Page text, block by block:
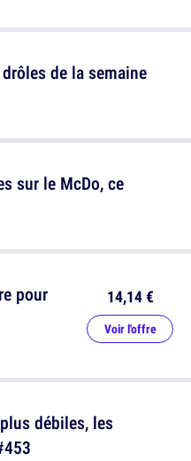
sur le McDo, ce
débiles, les
de la semaine
pour
14,14 €
Voir l'offre